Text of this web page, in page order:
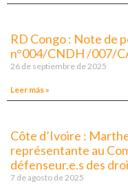
RD Congo : Note de
n°004/CNDH /007/
26 de septiembre de 2025
Leer más »
Côte d’Ivoire :
représentante au
défenseur.e.s des
7 de agosto de 2025